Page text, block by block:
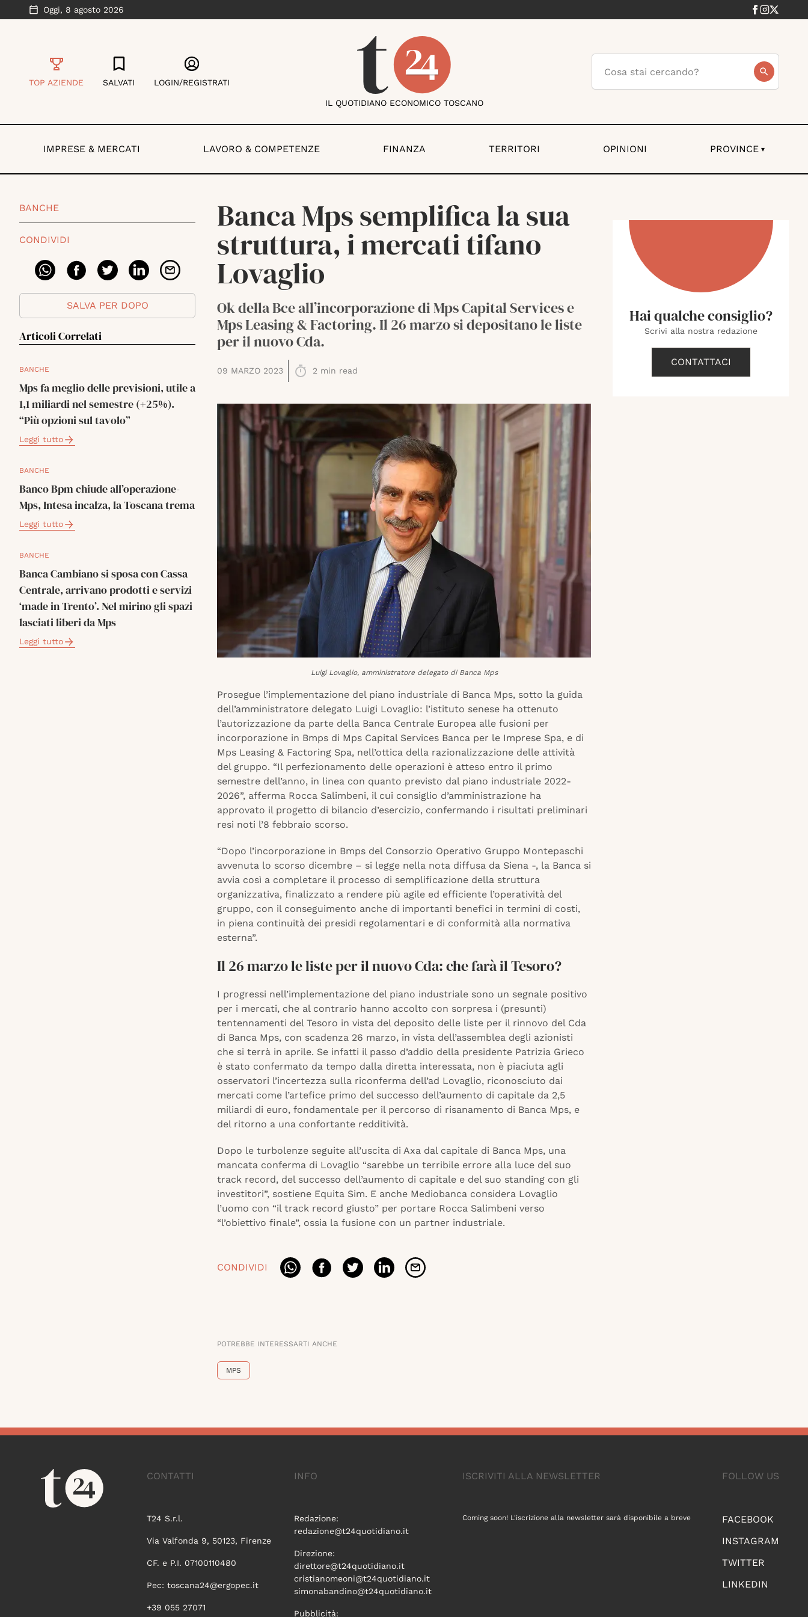
Oggi, 8 agosto 2026
TOP AZIENDE SALVATI LOGIN/REGISTRATI
IL QUOTIDIANO ECONOMICO TOSCANO
IMPRESE & MERCATI LAVORO & COMPETENZE FINANZA TERRITORI OPINIONI PROVINCE ▾
BANCHE
CONDIVIDI
SALVA PER DOPO
Articoli Correlati
BANCHE
Mps fa meglio delle previsioni, utile a
1,1 miliardi nel semestre (+25%).
“Più opzioni sul tavolo”
Leggi tutto
BANCHE
Banco Bpm chiude all’operazione-
Mps, Intesa incalza, la Toscana trema
Leggi tutto
BANCHE
Banca Cambiano si sposa con Cassa
Centrale, arrivano prodotti e servizi
‘made in Trento’. Nel mirino gli spazi
lasciati liberi da Mps
Leggi tutto
Banca Mps semplifica la sua
struttura, i mercati tifano
Lovaglio
Ok della Bce all’incorporazione di Mps Capital Services e
Mps Leasing & Factoring. Il 26 marzo si depositano le liste
per il nuovo Cda.
09 MARZO 2023 2 min read
Luigi Lovaglio, amministratore delegato di Banca Mps
Prosegue l’implementazione del piano industriale di Banca Mps, sotto la guida
dell’amministratore delegato Luigi Lovaglio: l’istituto senese ha ottenuto
l’autorizzazione da parte della Banca Centrale Europea alle fusioni per
incorporazione in Bmps di Mps Capital Services Banca per le Imprese Spa, e di
Mps Leasing & Factoring Spa, nell’ottica della razionalizzazione delle attività
del gruppo. “Il perfezionamento delle operazioni è atteso entro il primo
semestre dell’anno, in linea con quanto previsto dal piano industriale 2022-
2026”, afferma Rocca Salimbeni, il cui consiglio d’amministrazione ha
approvato il progetto di bilancio d’esercizio, confermando i risultati preliminari
resi noti l’8 febbraio scorso.
“Dopo l’incorporazione in Bmps del Consorzio Operativo Gruppo Montepaschi
avvenuta lo scorso dicembre – si legge nella nota diffusa da Siena -, la Banca si
avvia così a completare il processo di semplificazione della struttura
organizzativa, finalizzato a rendere più agile ed efficiente l’operatività del
gruppo, con il conseguimento anche di importanti benefici in termini di costi,
in piena continuità dei presidi regolamentari e di conformità alla normativa
esterna”.
Il 26 marzo le liste per il nuovo Cda: che farà il Tesoro?
I progressi nell’implementazione del piano industriale sono un segnale positivo
per i mercati, che al contrario hanno accolto con sorpresa i (presunti)
tentennamenti del Tesoro in vista del deposito delle liste per il rinnovo del Cda
di Banca Mps, con scadenza 26 marzo, in vista dell’assemblea degli azionisti
che si terrà in aprile. Se infatti il passo d’addio della presidente Patrizia Grieco
è stato confermato da tempo dalla diretta interessata, non è piaciuta agli
osservatori l’incertezza sulla riconferma dell’ad Lovaglio, riconosciuto dai
mercati come l’artefice primo del successo dell’aumento di capitale da 2,5
miliardi di euro, fondamentale per il percorso di risanamento di Banca Mps, e
del ritorno a una confortante redditività.
Dopo le turbolenze seguite all’uscita di Axa dal capitale di Banca Mps, una
mancata conferma di Lovaglio “sarebbe un terribile errore alla luce del suo
track record, del successo dell’aumento di capitale e del suo standing con gli
investitori”, sostiene Equita Sim. E anche Mediobanca considera Lovaglio
l’uomo con “il track record giusto” per portare Rocca Salimbeni verso
“l’obiettivo finale”, ossia la fusione con un partner industriale.
CONDIVIDI
POTREBBE INTERESSARTI ANCHE
MPS
Hai qualche consiglio?
Scrivi alla nostra redazione
CONTATTACI
CONTATTI
T24 S.r.l.
Via Valfonda 9, 50123, Firenze
CF. e P.I. 07100110480
Pec: toscana24@ergopec.it
+39 055 27071
INFO
Redazione:
redazione@t24quotidiano.it
Direzione:
direttore@t24quotidiano.it
cristianomeoni@t24quotidiano.it
simonabandino@t24quotidiano.it
Pubblicità:
FOLLOW US
FACEBOOK
INSTAGRAM
TWITTER
LINKEDIN
ISCRIVITI ALLA NEWSLETTER
Coming soon! L'iscrizione alla newsletter sarà disponibile a breve